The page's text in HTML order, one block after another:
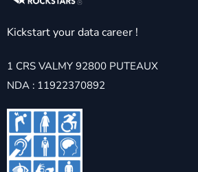
Kickstart your data career !
1 CRS VALMY 92800 PUTEAUX
NDA : 11922370892